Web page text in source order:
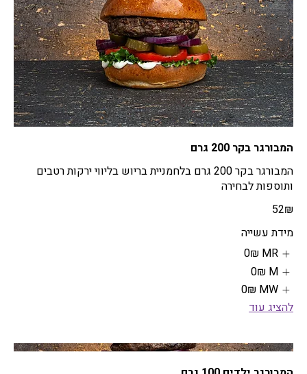
המבורגר בקר 200 גרם
המבורגר בקר 200 גרם בלחמניית בריוש בליווי ירקות רטבים
ותוספות לבחירה
‏52 ‏₪
מידת עשייה
MR
‏0 ‏₪
M
‏0 ‏₪
MW
‏0 ‏₪
להציג עוד